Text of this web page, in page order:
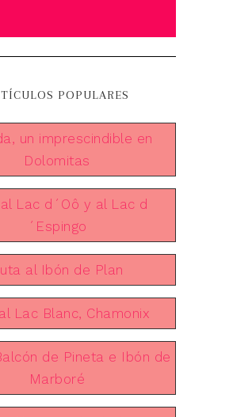
POPULARES
un imprescindible en
Dolomitas
Lac d´Oô y al Lac d
´Espingo
al Ibón de Plan
Lac Blanc, Chamonix
de Pineta e Ibón de
Marboré